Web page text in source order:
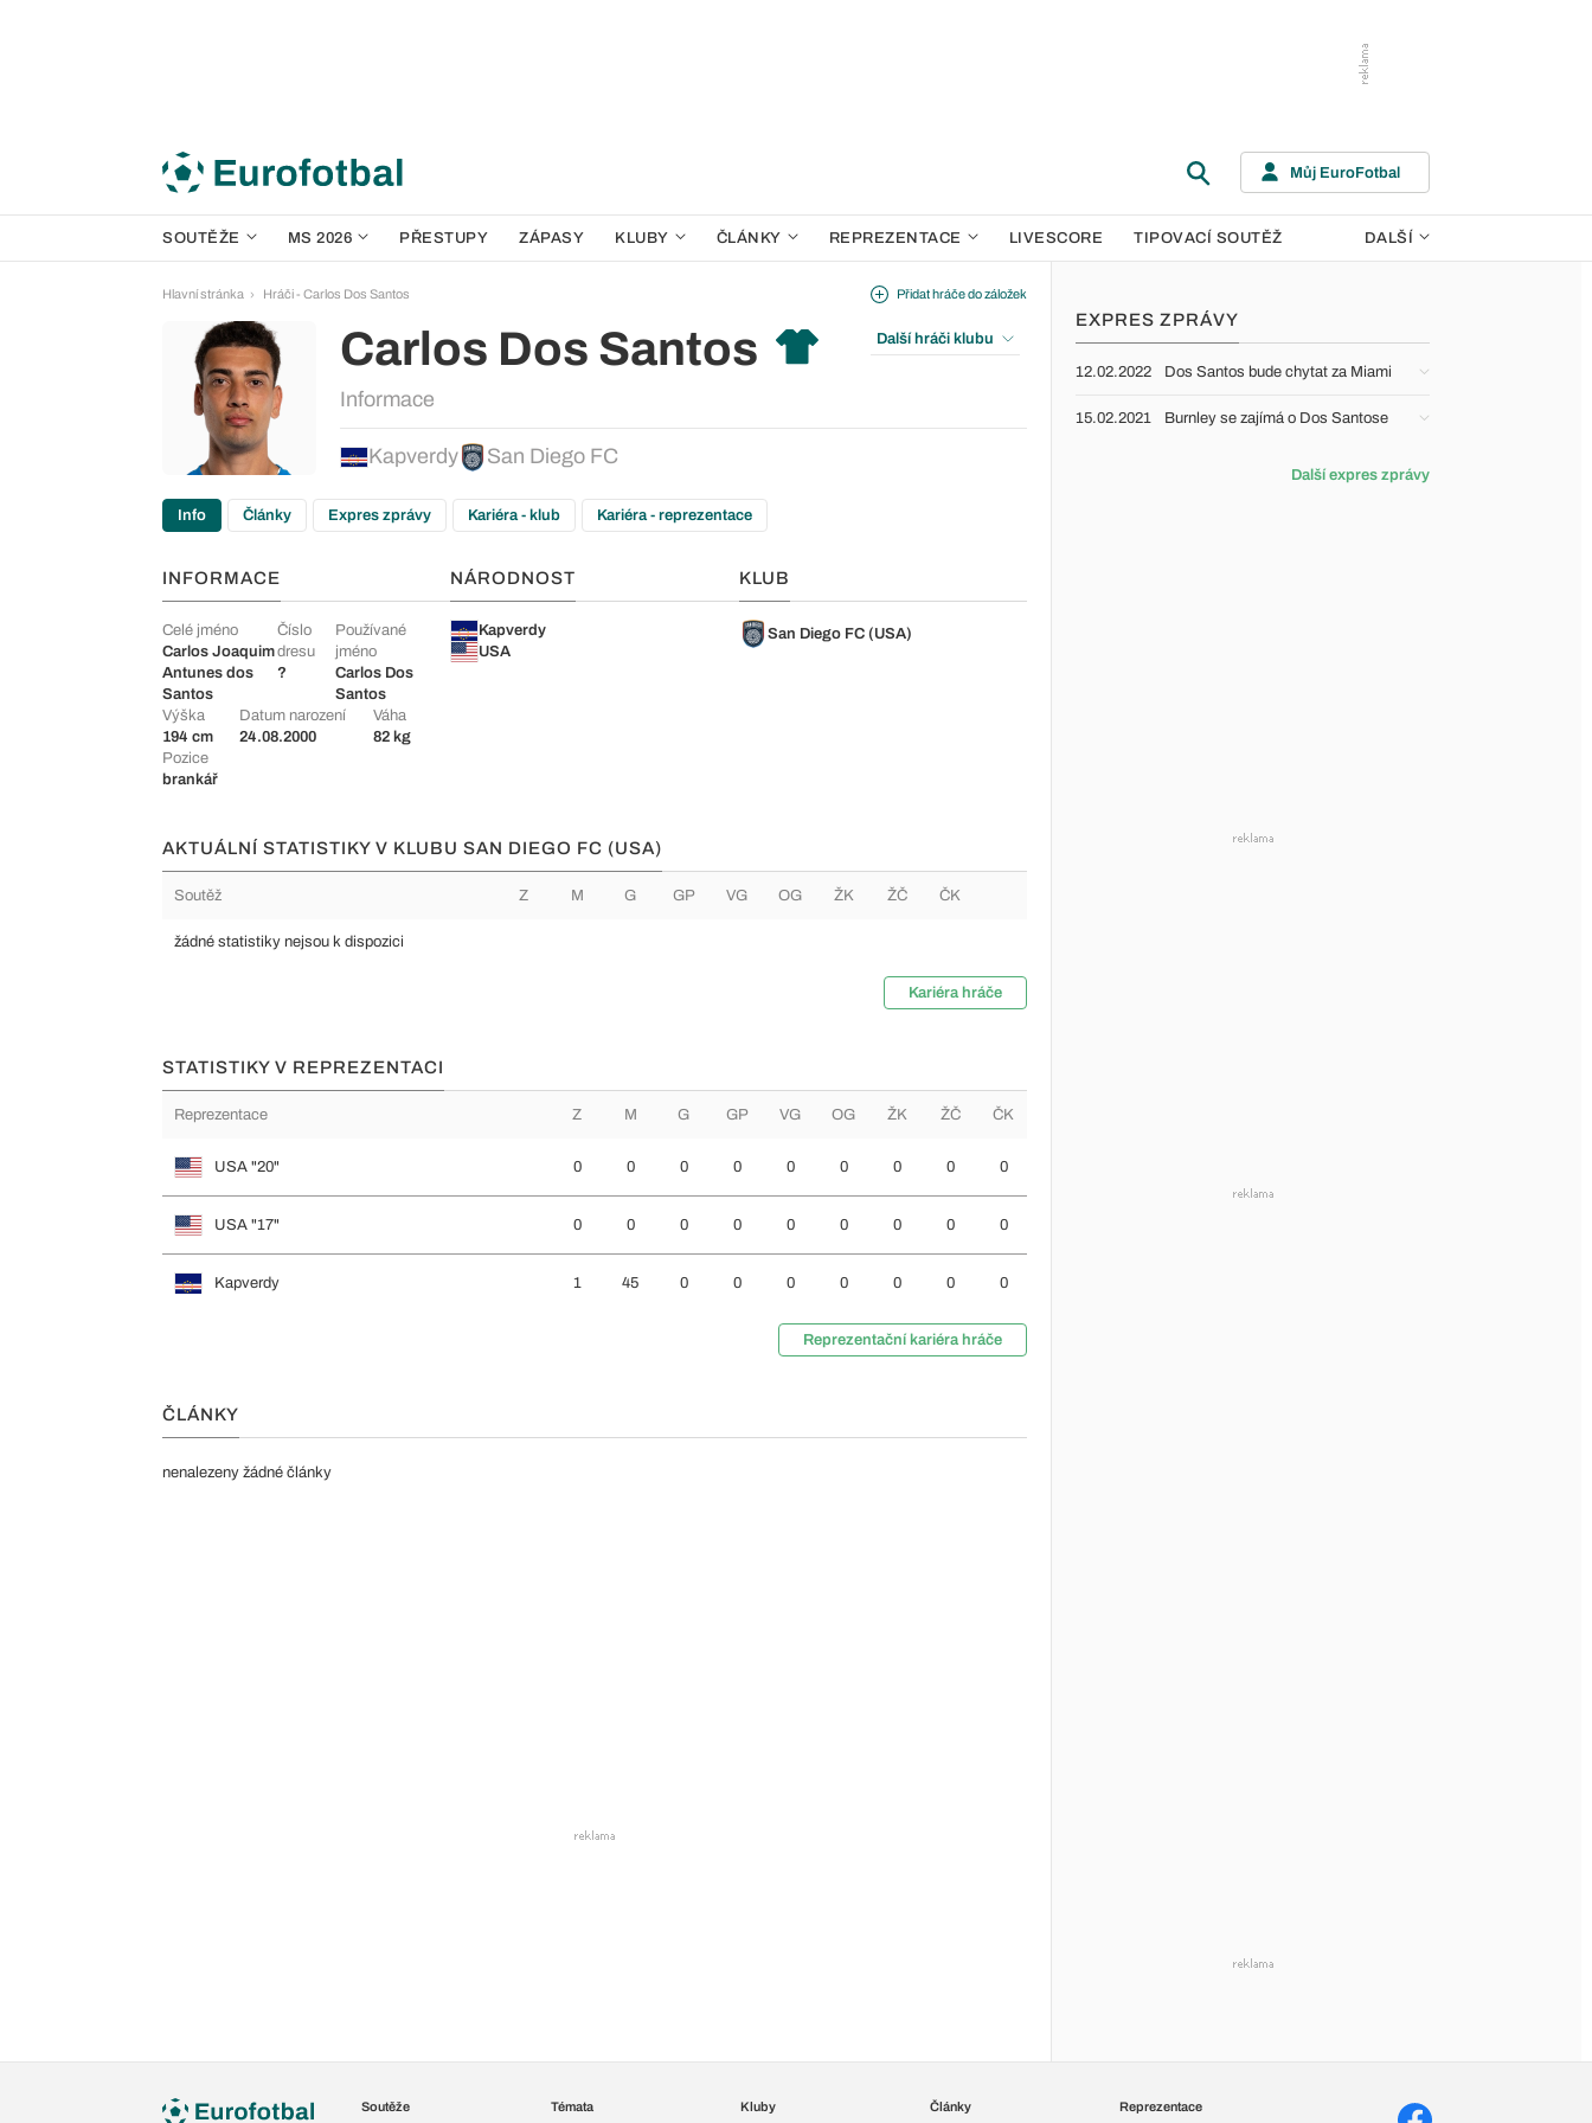
Můj EuroFotbal
SOUTĚŽE MS 2026 PŘESTUPY ZÁPASY KLUBY ČLÁNKY REPREZENTACE LIVESCORE TIPOVACÍ SOUTĚŽ DALŠÍ
Hlavní stránka Hráči - Carlos Dos Santos
Carlos Dos Santos
Informace
Kapverdy San Diego FC
Přidat hráče do záložek
Další hráči klubu
Info Články Expres zprávy Kariéra - klub Kariéra - reprezentace
INFORMACE
Celé jméno
Carlos Joaquim
Antunes dos
Santos
Číslo
dresu
?
Používané
jméno
Carlos Dos
Santos
Výška
194 cm
Datum narození
24.08.2000
Váha
82 kg
Pozice
brankář
NÁRODNOST
Kapverdy
USA
KLUB
San Diego FC (USA)
AKTUÁLNÍ STATISTIKY V KLUBU SAN DIEGO FC (USA)
Soutěž Z M G GP VG OG ŽK ŽČ ČK
žádné statistiky nejsou k dispozici
Kariéra hráče
STATISTIKY V REPREZENTACI
Reprezentace Z M G GP VG OG ŽK ŽČ ČK
USA "20" 0 0 0 0 0 0 0 0 0
USA "17" 0 0 0 0 0 0 0 0 0
Kapverdy 1 45 0 0 0 0 0 0 0
Reprezentační kariéra hráče
ČLÁNKY
nenalezeny žádné články
EXPRES ZPRÁVY
12.02.2022 Dos Santos bude chytat za Miami
15.02.2021 Burnley se zajímá o Dos Santose
Další expres zprávy
Soutěže Témata Kluby Články Reprezentace